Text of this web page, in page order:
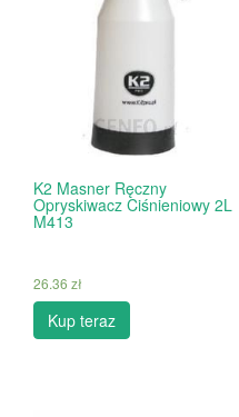
K2 Masner Ręczny
Opryskiwacz Ciśnieniowy 2L
M413
26.36 zł
Kup teraz